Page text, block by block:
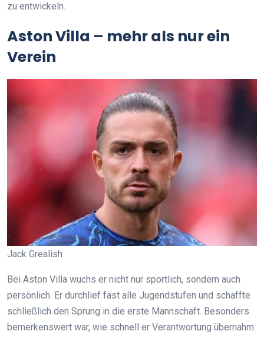
zu entwickeln.
Aston Villa – mehr als nur ein
Verein
Jack Grealish
Bei Aston Villa wuchs er nicht nur sportlich, sondern auch
persönlich. Er durchlief fast alle Jugendstufen und schaffte
schließlich den Sprung in die erste Mannschaft. Besonders
bemerkenswert war, wie schnell er Verantwortung übernahm.